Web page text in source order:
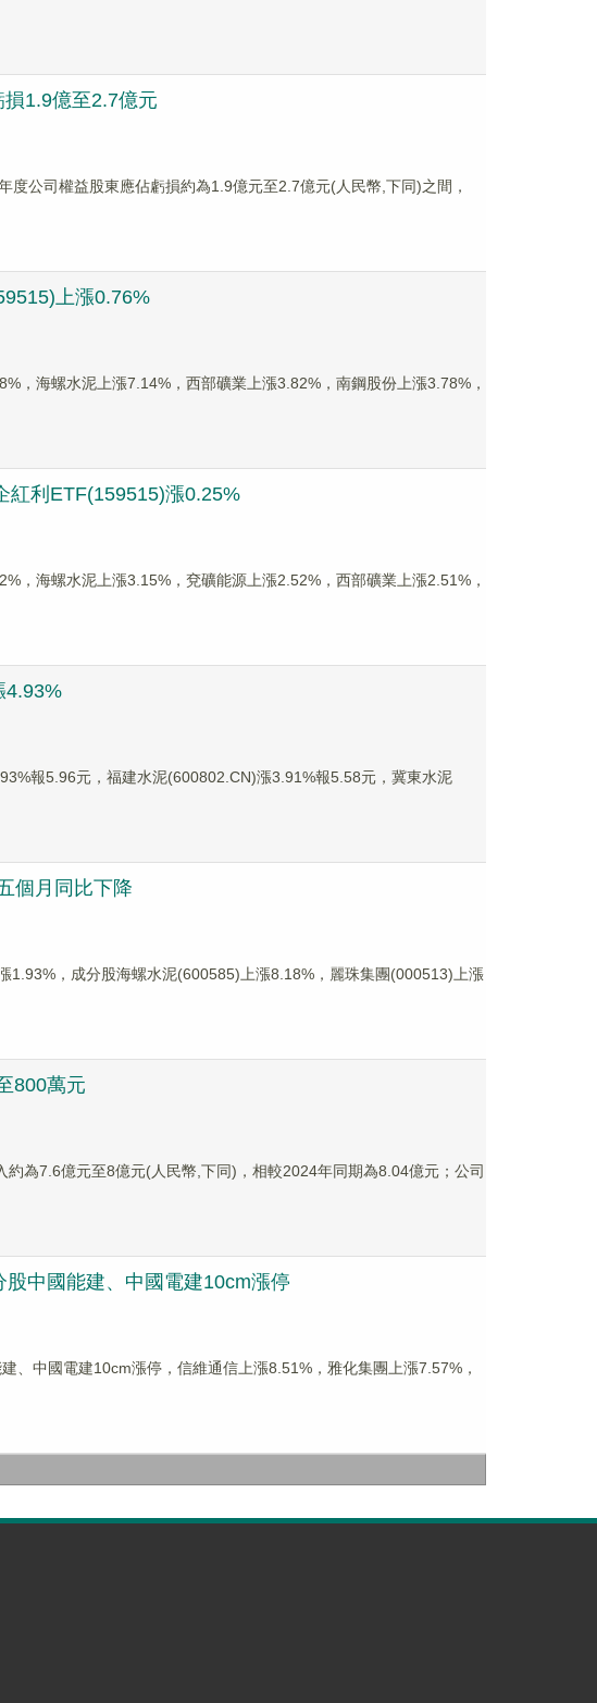
損1.9億至2.7億元
公司權益股東應佔虧損約為1.9億元至2.7億元(人民幣,下同)之間，
上漲0.76%
，海螺水泥上漲7.14%，西部礦業上漲3.82%，南鋼股份上漲3.78%，
紅利ETF(159515)漲0.25%
，海螺水泥上漲3.15%，兗礦能源上漲2.52%，西部礦業上漲2.51%，
4.93%
報5.96元，福建水泥(600802.CN)漲3.91%報5.58元，冀東水泥
個月同比下降
，成分股海螺水泥(600585)上漲8.18%，麗珠集團(000513)上漲
800萬元
為7.6億元至8億元(人民幣,下同)，相較2024年同期為8.04億元；公司
中國能建、中國電建10cm漲停
中國電建10cm漲停，信維通信上漲8.51%，雅化集團上漲7.57%，